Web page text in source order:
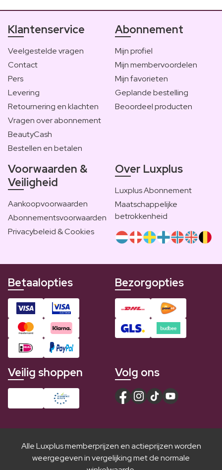
Klantenservice
Veelgestelde vragen
Contact
Pers
Levering
Retournering en klachten
Vragen over abonnement
BeautyCash
Bestellen en betalen
Abonnement
Mijn profiel
Mijn membervoordelen
Mijn favorieten
Geplande bestelling
Beoordeel producten
Voorwaarden &
Veiligheid
Aankoopvoorwaarden
Abonnementsvoorwaarden
Privacybeleid & Cookies
Over Luxplus
Luxplus Abonnement
Maatschappelijke
betrokkenheid
Betaalopties Bezorgopties
Veilig shoppen Volg ons
Alle Luxplus memberprijzen en actieprijzen worden
weergegeven in vergelijking met de normale